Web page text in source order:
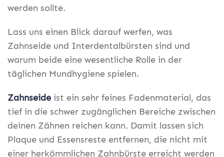
werden sollte.
Lass uns einen Blick darauf werfen, was
Zahnseide und Interdentalbürsten sind und
warum beide eine wesentliche Rolle in der
täglichen Mundhygiene spielen.
Zahnseide ist ein sehr feines Fadenmaterial, das
tief in die schwer zugänglichen Bereiche zwischen
deinen Zähnen reichen kann. Damit lassen sich
Plaque und Essensreste entfernen, die nicht mit
einer herkömmlichen Zahnbürste erreicht werden